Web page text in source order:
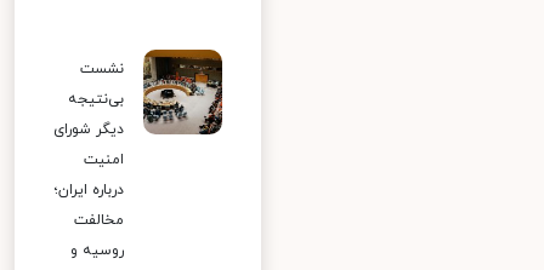
نشست
بی‌نتیجه
دیگر شورای
امنیت
درباره ایران؛
مخالفت
روسیه و